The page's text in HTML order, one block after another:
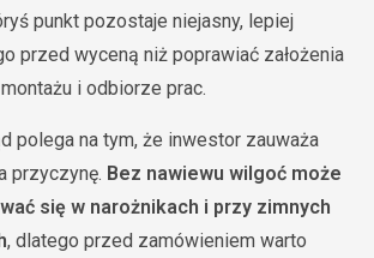
punkt pozostaje niejasny, lepiej
przed wyceną niż poprawiać założenia
i odbiorze prac.
polega na tym, że inwestor zauważa
przyczynę. Bez nawiewu wilgoć może
się w narożnikach i przy zimnych
, dlatego przed zamówieniem warto